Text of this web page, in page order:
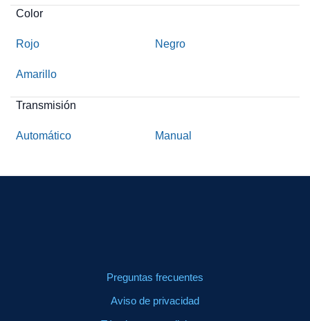
Color
Rojo Negro
Amarillo
Transmisión
Automático Manual
Preguntas frecuentes
Aviso de privacidad